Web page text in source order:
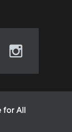
Visit
(opens
for All